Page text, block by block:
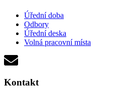
Úřední doba
Odbory
Úřední deska
Volná pracovní místa
Kontakt